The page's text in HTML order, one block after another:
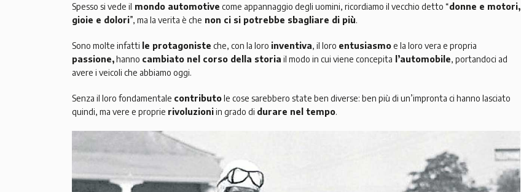
Spesso si vede il mondo automotive come appannaggio degli uomini, ricordiamo il vecchio detto “donne e motori,
gioie e dolori”, ma la verita è che non ci si potrebbe sbagliare di più.
Sono molte infatti le protagoniste che, con la loro inventiva, il loro entusiasmoe la loro vera e propria
passione,hanno cambiato nel corso della storia il modo in cui viene concepita l’automobile, portandoci ad
avere i veicoli che abbiamo oggi.
Senza il loro fondamentale contributole cose sarebbero state ben diverse: ben più di un’impronta ci hanno lasciato
quindi, ma vere e proprie rivoluzioniin grado di durare nel tempo.